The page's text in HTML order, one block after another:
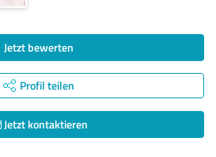
Jetzt bewerten
Profil teilen
Jetzt kontaktieren